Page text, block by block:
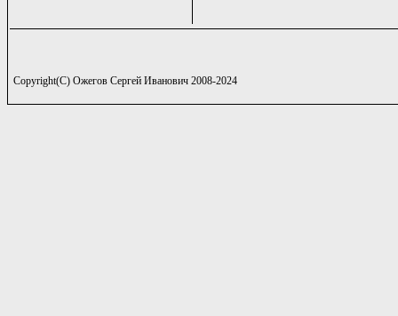
Copyright(C) Ожегов Сергей Иванович 2008-2024